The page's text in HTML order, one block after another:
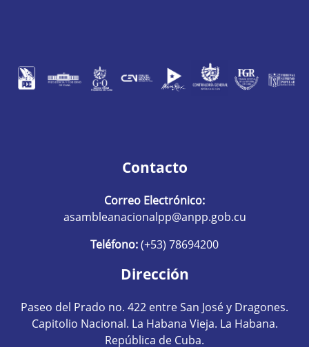
Contacto
Correo Electrónico:
asambleanacionalpp@anpp.gob.cu
Teléfono:(+53) 78694200
Dirección
Paseo del Prado no. 422 entre San José y Dragones.
Capitolio Nacional. La Habana Vieja. La Habana.
República de Cuba.